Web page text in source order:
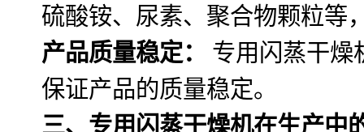
硫酸铵、尿素、聚合物颗粒等
产品质量稳定：
专用闪蒸干燥
保证产品的质量稳定。
三、专用闪蒸干燥机在生产中